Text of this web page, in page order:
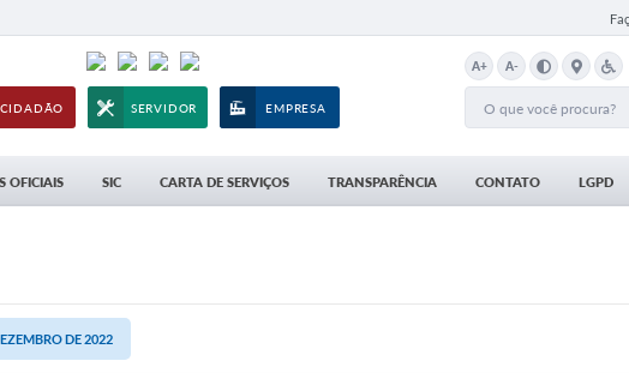
CIDADÃO SERVIDOR EMPRESA
A+ A-
OFICIAIS SIC CARTA DE SERVIÇOS TRANSPARÊNCIA CONTATO LGPD
DE 2022